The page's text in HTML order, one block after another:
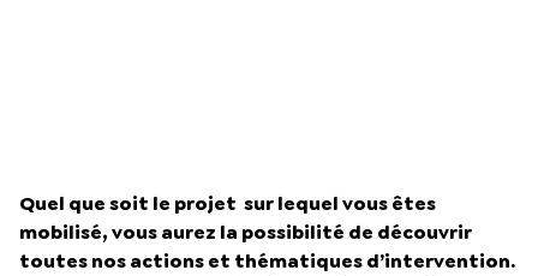
Quel que soit le projet sur lequel vous êtes
mobilisé, vous aurez la possibilité de découvrir
toutes nos actions et thématiques d’intervention.